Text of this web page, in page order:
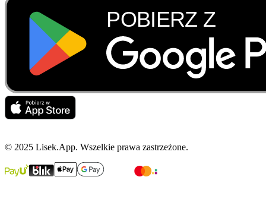
© 2025 Lisek.App. Wszelkie prawa zastrzeżone.